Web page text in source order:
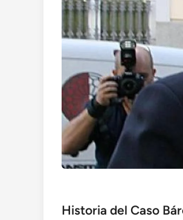
Historia del Caso